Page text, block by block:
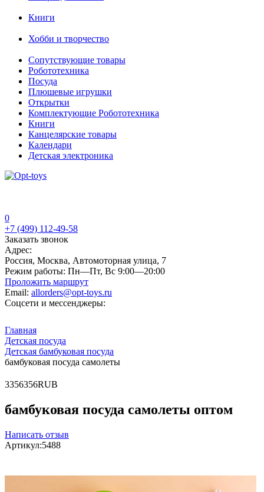
Книги
Хобби и творчество
Сопутствующие товары
Робототехника
Посуда
Плюшевые игрушки
Открытки
Комплектующие Робототехника
Книги
Канцелярские товары
Календари
Детская электроника
0
+7 (499) 112-49-58
Заказать звонок
Адрес:
Россия, Москва, Автомоторная улица, 7
Режим работы: Пн—Пт, Вс 9:00—20:00
Проложить маршрут
Email: allorders@opt-toys.ru
Соцсети и мессенджеры:
Главная
Детская посуда
Детская бамбуковая посуда
бамбуковая посуда самолеты
3356356RUB
бамбуковая посуда самолеты оптом
Написать отзыв
Артикул:5488